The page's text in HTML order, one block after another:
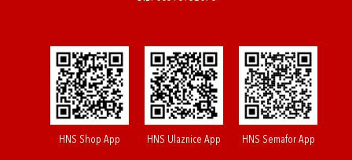
HNS Shop App HNS Ulaznice App HNS Semafor App